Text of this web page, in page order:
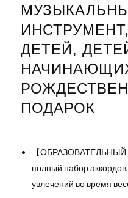
ДЕТЕЙ,
ПОДАРОК
【
полный набор
увлечений во время